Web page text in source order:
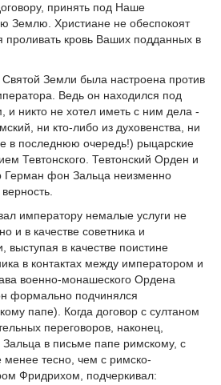
принять под Наше
Землю. Христиане не обеспокоят
проливать кровь Ваших подданных в
Святой Земли была настроена против
Ведь он находился под
и никто не хотел иметь с ним дела -
ни кто-либо из духовенства, ни
в последнюю очередь!) рыцарские
Тевтонского. Тевтонский Орден и
Герман фон Зальца неизменно
верность.
императору немалые услуги не
и в качестве советника и
выступая в качестве поистине
в контактах между императором и
военно-монашеского Ордена
формально подчинялся
папе). Когда договор с султаном
переговоров, наконец,
в письме папе римскому, с
менее тесно, чем с римско-
Фридрихом, подчеркивал: